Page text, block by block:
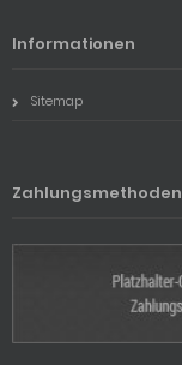
Informationen
Sitemap
Zahlungsmethoden